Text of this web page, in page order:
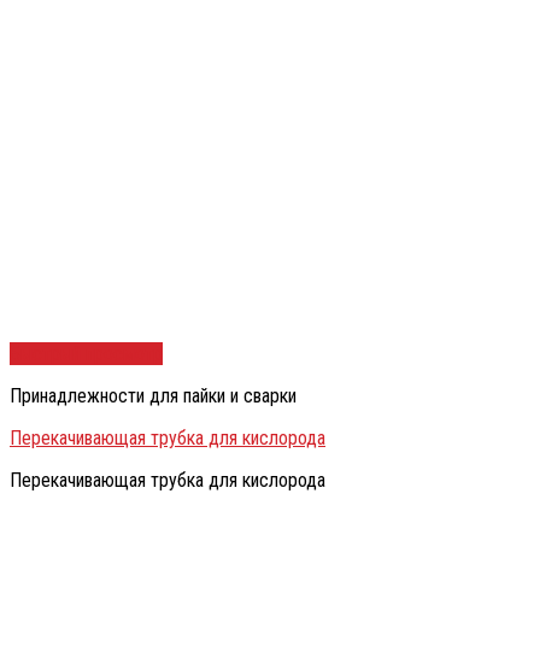
Принадлежности для пайки и сварки
Перекачивающая трубка для кислорода
Перекачивающая трубка для кислорода